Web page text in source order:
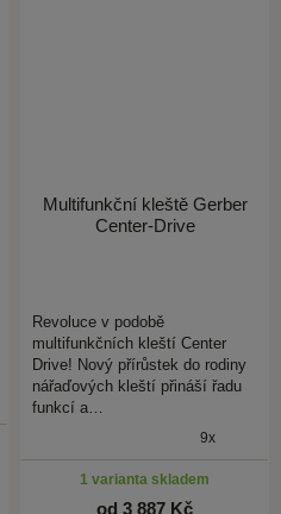
Multifunkční kleště Gerber
Center-Drive
Revoluce v podobě
multifunkčních kleští Center
Drive! Nový přírůstek do rodiny
nářaďových kleští přináší řadu
funkcí a…
9x
1 varianta skladem
od 3 887 Kč